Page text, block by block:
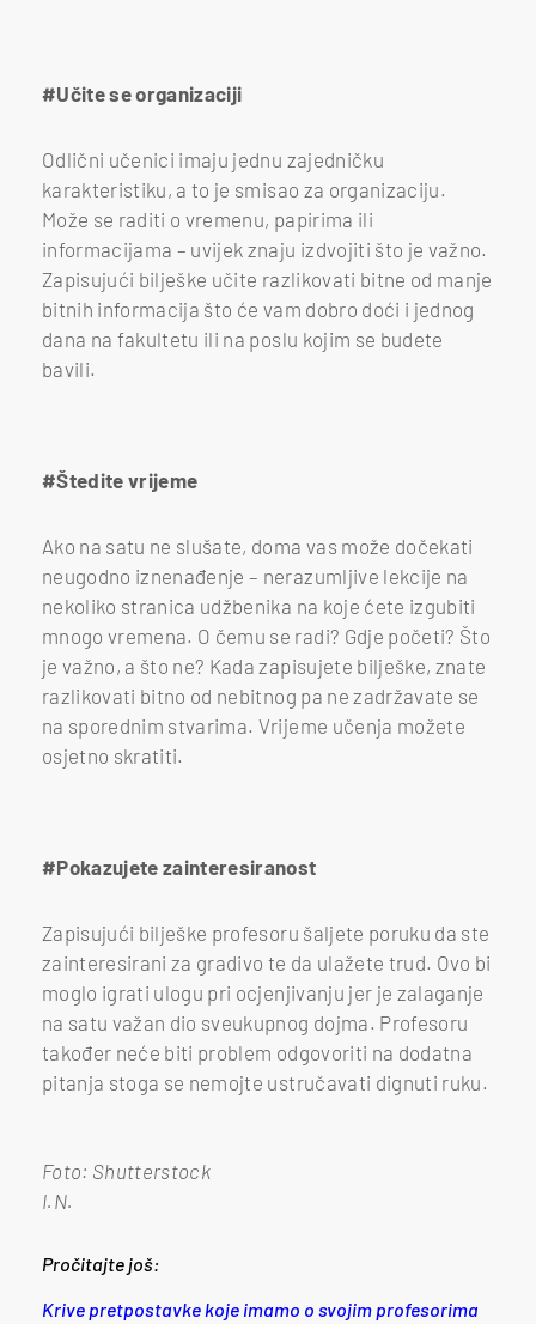
#Učite se organizaciji
Odlični učenici imaju jednu zajedničku
karakteristiku, a to je smisao za organizaciju.
Može se raditi o vremenu, papirima ili
informacijama – uvijek znaju izdvojiti što je važno.
Zapisujući bilješke učite razlikovati bitne od manje
bitnih informacija što će vam dobro doći i jednog
dana na fakultetu ili na poslu kojim se budete
bavili.
#Štedite vrijeme
Ako na satu ne slušate, doma vas može dočekati
neugodno iznenađenje – nerazumljive lekcije na
nekoliko stranica udžbenika na koje ćete izgubiti
mnogo vremena. O čemu se radi? Gdje početi? Što
je važno, a što ne? Kada zapisujete bilješke, znate
razlikovati bitno od nebitnog pa ne zadržavate se
na sporednim stvarima. Vrijeme učenja možete
osjetno skratiti.
#Pokazujete zainteresiranost
Zapisujući bilješke profesoru šaljete poruku da ste
zainteresirani za gradivo te da ulažete trud. Ovo bi
moglo igrati ulogu pri ocjenjivanju jer je zalaganje
na satu važan dio sveukupnog dojma. Profesoru
također neće biti problem odgovoriti na dodatna
pitanja stoga se nemojte ustručavati dignuti ruku.
Foto: Shutterstock
I.N.
Pročitajte još:
Krive pretpostavke koje imamo o svojim profesorima